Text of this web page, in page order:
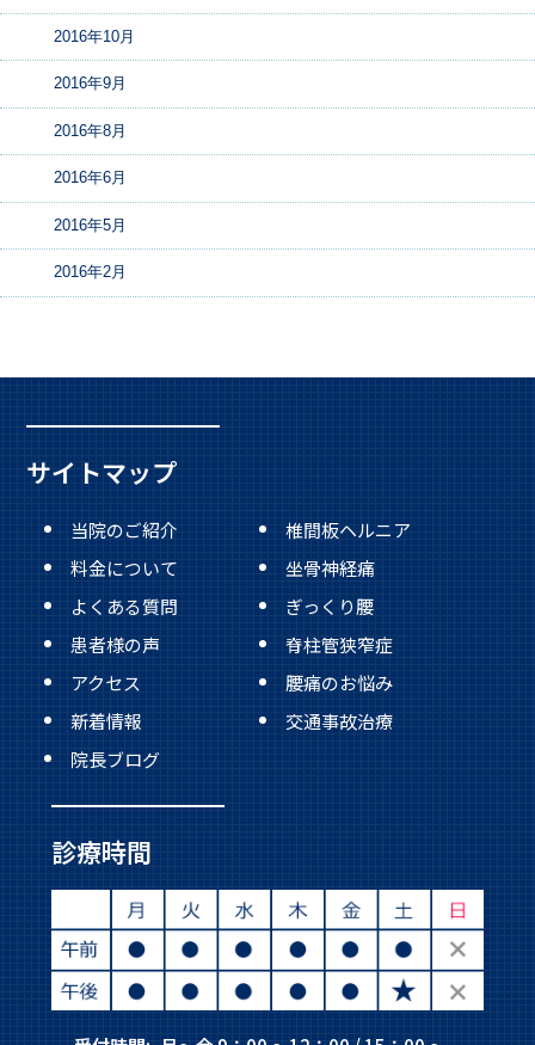
2016年10月
2016年9月
2016年8月
2016年6月
2016年5月
2016年2月
サイトマップ
当院のご紹介
料金について
よくある質問
患者様の声
アクセス
新着情報
椎間板ヘルニア
坐骨神経痛
ぎっくり腰
脊柱管狭窄症
腰痛のお悩み
交通事故治療
院長ブログ
診療時間